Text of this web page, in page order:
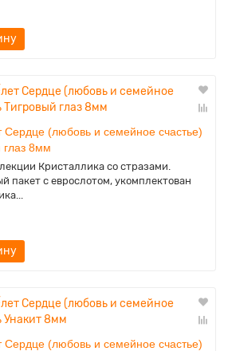
Сердце (любовь и семейное счастье)
глаз 8мм
Кристаллика со стразами.
пакет с еврослотом, укомплектован
Сердце (любовь и семейное счастье)